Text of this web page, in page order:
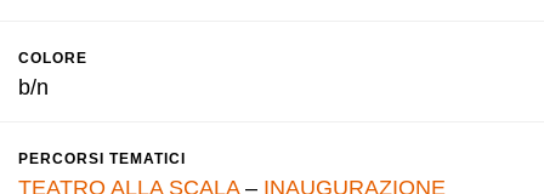
COLORE
b/n
PERCORSI TEMATICI
TEATRO ALLA SCALA– INAUGURAZIONE